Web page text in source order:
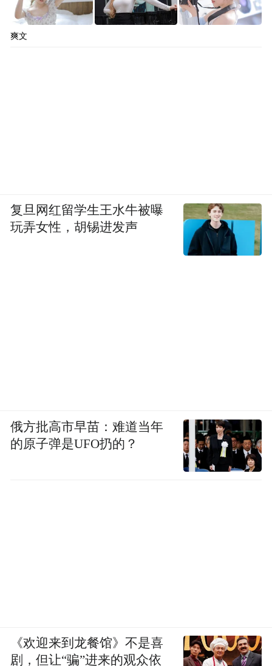
爽文
复旦网红留学生王水牛被曝
玩弄女性，胡锡进发声
俄方批高市早苗：难道当年
的原子弹是UFO扔的？
《欢迎来到龙餐馆》不是喜
剧，但让“骗”进来的观众依